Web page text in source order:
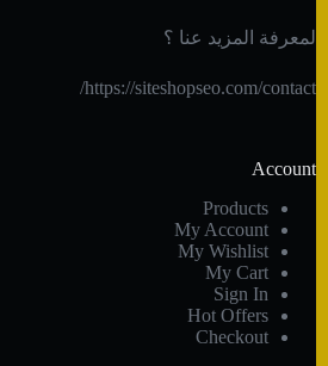
لمعرفة المزيد عنا ؟
https://siteshopseo.com/contact/
Account
Products
My Account
My Wishlist
My Cart
Sign In
Hot Offers
Checkout